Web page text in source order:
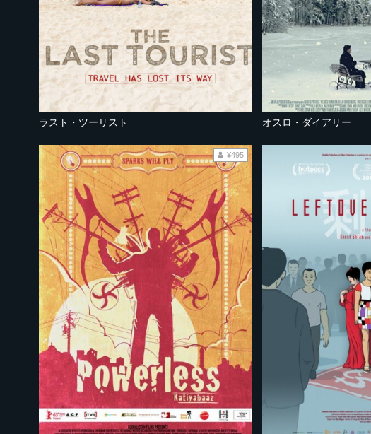
ラスト・ツーリスト オスロ・ダイアリー
¥495